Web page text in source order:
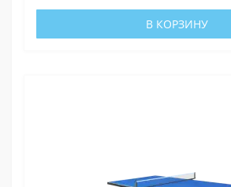
В КОРЗИНУ